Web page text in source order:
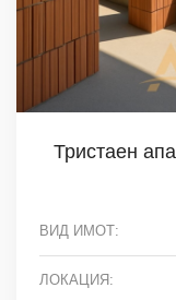
Тристаен
ВИД ИМОТ:
ЛОКАЦИЯ: